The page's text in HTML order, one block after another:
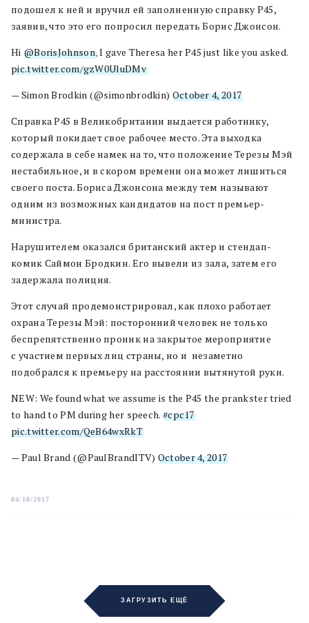
подошел к ней и вручил ей заполненную справку P45,
заявив, что это его попросил передать Борис Джонсон.
Hi @BorisJohnson, I gave Theresa her P45 just like you asked.
pic.twitter.com/gzW0UluDMv
— Simon Brodkin (@simonbrodkin) October 4, 2017
Справка P45 в Великобритании выдается работнику,
который покидает свое рабочее место. Эта выходка
содержала в себе намек на то, что положение Терезы Мэй
нестабильное, и в скором времени она может лишиться
своего поста. Бориса Джонсона между тем называют
одним из возможных кандидатов на пост премьер-
министра.
Нарушителем оказался британский актер и стендап-
комик Саймон Бродкин. Его вывели из зала, затем его
задержала полиция.
Этот случай продемонстрировал, как плохо работает
охрана Терезы Мэй: посторонний человек не только
беспрепятственно проник на закрытое мероприятие
с участием первых лиц страны, но и незаметно
подобрался к премьеру на расстоянии вытянутой руки.
NEW: We found what we assume is the P45 the prankster tried
to hand to PM during her speech. #cpc17
pic.twitter.com/QeB64wxRkT
— Paul Brand (@PaulBrandITV) October 4, 2017
04/10/2017
ЗАГРУЗИТЬ ЕЩЁ